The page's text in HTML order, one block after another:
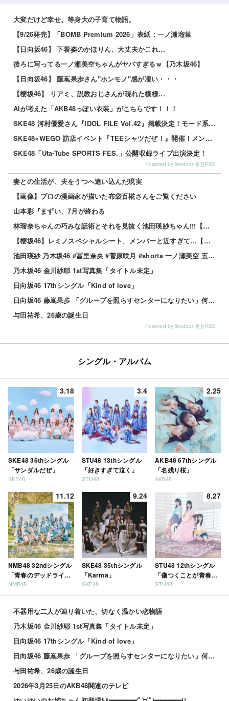
大変だけど幸せ。等身大の子育て物語。
【9/26発売】「BOMB Premium 2026」表紙：一ノ瀬瑠菜
【日向坂46】 下着姿のかほりん、大丈夫かこれ…
後ろに写ってる一ノ瀬美空ちゃんがヤバすぎるｗ【乃木坂46】
【日向坂46】 藤嶌果歩さん"ホンモノ"感が凄い・・・
【櫻坂46】 リアミ、説教おじさんが現れた模様...
AIが考えた「AKB48っぽい衣装」がこちらです！！！
SKE48 河村優愛さん『IDOL FILE Vol.42』掲載決定！モード系ファッションで新たな魅力を披露
SKE48×WEGO 訪店イベント『TEEシャツだぜ！』開催！メンバーが大須店でコーディネート【SNSまとめ】
SKE48「Uta-Tube SPORTS FES.」公開収録ライブ出演決定！
Powered by livedoor 相互RSS
妻との生活が、夫をうつへ追い込んだ現実
【画像】プロの漫画家が描いた布袋百椛さんをご覧ください
山本彩『まずい、7月が終わる
林瑠奈ちゃんの巧みな話術とそれを見抜く池田瑛紗ちゃん!!!【乃木坂46】
【櫻坂46】レミノスペシャルシート、メンバーと近すぎて…【全国ツアー2026】
池田瑛紗 乃木坂46 #冨里奈央 #菅原咲月 #shorts 一ノ瀬美空 五百城茉央 瀬戸口心月 奥の反応まとめ
乃木坂46 金川紗耶 1st写真集「タイトル未定」
日向坂46 17thシングル「Kind of love」
日向坂46 藤嶌果歩 「グループを照らすセンターになりたい」何倍もキラキラしたかほりんが降臨【坂道の火曜日】
与田祐希、26歳の誕生日
Powered by livedoor 相互RSS
シングル・アルバム
3.18
SKE48 36thシングル
「サンダルだぜ」
SKE48
3.4
STU48 13thシングル
「好きすぎて泣く」
STU48
2.25
AKB48 67thシングル
「名残り桜」
AKB48
11.12
NMB48 32ndシングル
「青春のデッドライ
ン」
NMB48
9.24
SKE48 35thシングル
「Karma」
SKE48
8.27
STU48 12thシングル
「傷つくことが青春
だ」
STU48
不器用な二人が辿り着いた、切なく温かい恋物語
乃木坂46 金川紗耶 1st写真集「タイトル未定」
日向坂46 17thシングル「Kind of love」
日向坂46 藤嶌果歩 「グループを照らすセンターになりたい」何倍もキラキラしたかほりんが降臨【坂道の...
与田祐希、26歳の誕生日
2026年3月25日のAKB48関連のテレビ